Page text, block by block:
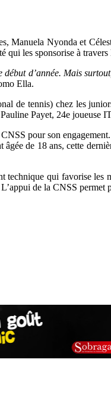
Manuela Nyonda et
les sponsorise à
d’année. Mais
Ella.
de tennis) chez les
Payet, 24e joueuse
pour son
âgée de 18 ans, cette
technique qui favorise
de la CNSS permet